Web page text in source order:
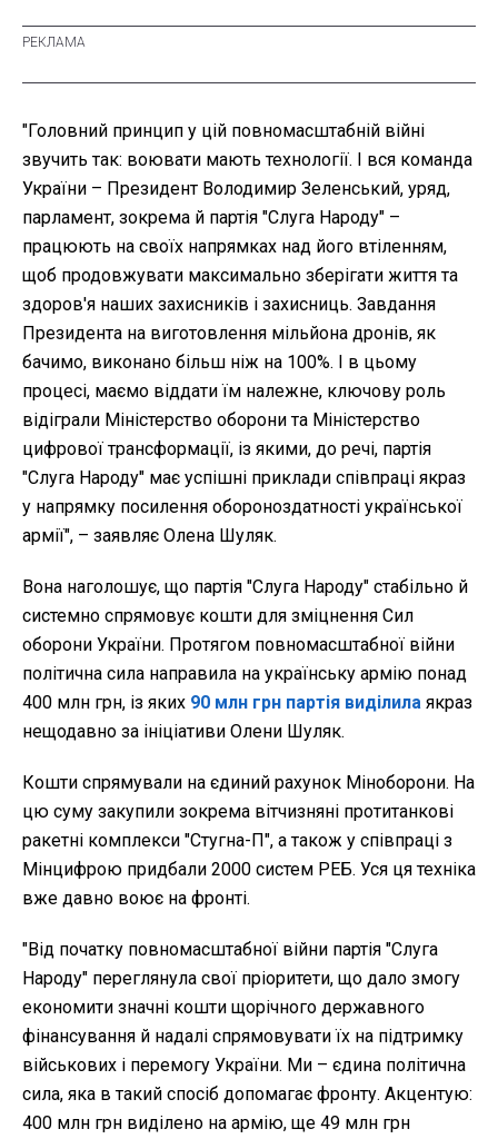
"Головний принцип у цій повномасштабній війні
звучить так: воювати мають технології. І вся команда
України – Президент Володимир Зеленський, уряд,
парламент, зокрема й партія "Слуга Народу" –
працюють на своїх напрямках над його втіленням,
щоб продовжувати максимально зберігати життя та
здоров'я наших захисників і захисниць. Завдання
Президента на виготовлення мільйона дронів, як
бачимо, виконано більш ніж на 100%. І в цьому
процесі, маємо віддати їм належне, ключову роль
відіграли Міністерство оборони та Міністерство
цифрової трансформації, із якими, до речі, партія
"Слуга Народу" має успішні приклади співпраці якраз
у напрямку посилення обороноздатності української
армії", – заявляє Олена Шуляк.
Вона наголошує, що партія "Слуга Народу" стабільно й
системно спрямовує кошти для зміцнення Сил
оборони України. Протягом повномасштабної війни
політична сила направила на українську армію понад
400 млн грн, із яких 90 млн грн партія виділила якраз
нещодавно за ініціативи Олени Шуляк.
Кошти спрямували на єдиний рахунок Міноборони. На
цю суму закупили зокрема вітчизняні протитанкові
ракетні комплекси "Стугна-П", а також у співпраці з
Мінцифрою придбали 2000 систем РЕБ. Уся ця техніка
вже давно воює на фронті.
"Від початку повномасштабної війни партія "Слуга
Народу" переглянула свої пріоритети, що дало змогу
економити значні кошти щорічного державного
фінансування й надалі спрямовувати їх на підтримку
військових і перемогу України. Ми – єдина політична
сила, яка в такий спосіб допомагає фронту. Акцентую:
400 млн грн виділено на армію, ще 49 млн грн